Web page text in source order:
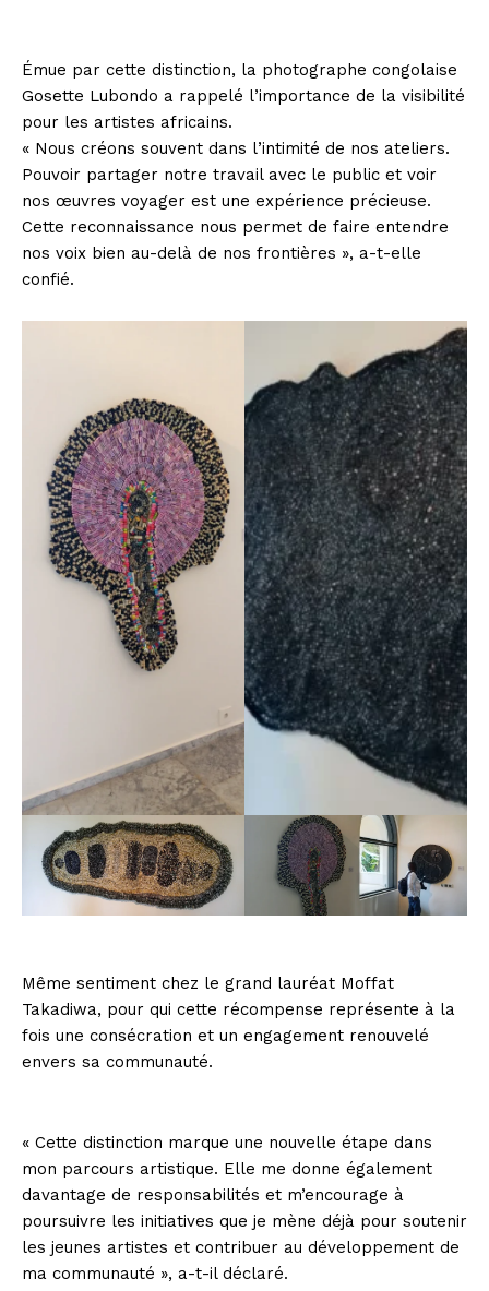
Émue par cette distinction, la photographe congolaise
Gosette Lubondo a rappelé l’importance de la visibilité
pour les artistes africains.
« Nous créons souvent dans l’intimité de nos ateliers.
Pouvoir partager notre travail avec le public et voir
nos œuvres voyager est une expérience précieuse.
Cette reconnaissance nous permet de faire entendre
nos voix bien au-delà de nos frontières », a-t-elle
confié.
Même sentiment chez le grand lauréat Moffat
Takadiwa, pour qui cette récompense représente à la
fois une consécration et un engagement renouvelé
envers sa communauté.
« Cette distinction marque une nouvelle étape dans
mon parcours artistique. Elle me donne également
davantage de responsabilités et m’encourage à
poursuivre les initiatives que je mène déjà pour soutenir
les jeunes artistes et contribuer au développement de
ma communauté », a-t-il déclaré.